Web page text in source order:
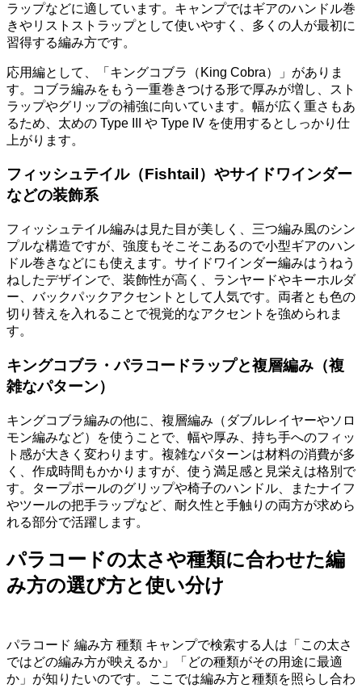
ラップなどに適しています。キャンプではギアのハンドル巻
きやリストストラップとして使いやすく、多くの人が最初に
習得する編み方です。
応用編として、「キングコブラ（King Cobra）」がありま
す。コブラ編みをもう一重巻きつける形で厚みが増し、スト
ラップやグリップの補強に向いています。幅が広く重さもあ
るため、太めの Type III や Type IV を使用するとしっかり仕
上がります。
フィッシュテイル（Fishtail）やサイドワインダー
などの装飾系
フィッシュテイル編みは見た目が美しく、三つ編み風のシン
プルな構造ですが、強度もそこそこあるので小型ギアのハン
ドル巻きなどにも使えます。サイドワインダー編みはうねう
ねしたデザインで、装飾性が高く、ランヤードやキーホルダ
ー、バックパックアクセントとして人気です。両者とも色の
切り替えを入れることで視覚的なアクセントを強められま
す。
キングコブラ・パラコードラップと複層編み（複
雑なパターン）
キングコブラ編みの他に、複層編み（ダブルレイヤーやソロ
モン編みなど）を使うことで、幅や厚み、持ち手へのフィッ
ト感が大きく変わります。複雑なパターンは材料の消費が多
く、作成時間もかかりますが、使う満足感と見栄えは格別で
す。タープポールのグリップや椅子のハンドル、またナイフ
やツールの把手ラップなど、耐久性と手触りの両方が求めら
れる部分で活躍します。
パラコードの太さや種類に合わせた編
み方の選び方と使い分け
パラコード 編み方 種類 キャンプで検索する人は「この太さ
ではどの編み方が映えるか」「どの種類がその用途に最適
か」が知りたいのです。ここでは編み方と種類を照らし合わ